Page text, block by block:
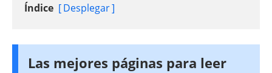
Índice Desplegar
Las mejores páginas para leer